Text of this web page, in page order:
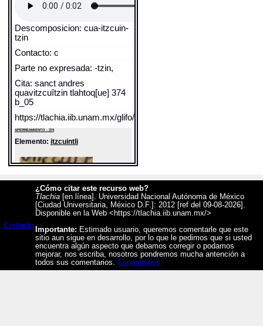
Descomposicion: cua-itzcuin-
tzin
Contacto: c
Parte no expresada: -tzin,
Cita: sanct andres
quavitzcuîtzin tlahtoq[ue] 374
b_05
https://tlachia.iib.unam.mx/glifo/374_b_05
APERREAMIENTO - 374
Elemento: itzcuintli
Contacto
¿Cómo citar este recurso web?
Tlachia [en línea]. Universidad Nacional Autónoma de México
[Ciudad Universitaria, México D.F.]: 2012 [ref del 09-08-2026].
Disponible en la Web <https://tlachia.iib.unam.mx/>
Importante: Estimado usuario, queremos comentarle que este
sitio aun sigue en desarrollo, por lo que le pedimos que si usted
encuentra algún aspecto que debamos corregir o podamos
mejorar, nos escriba, nosotros pondremos mucha antención a
todos sus comentarios.Comentarios